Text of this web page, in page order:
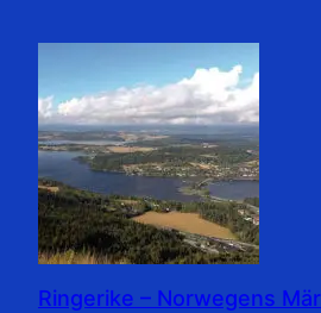
Ringerike – Norwegens